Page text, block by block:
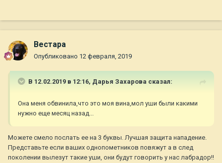
Вестара
Опубликовано 12 февраля, 2019
В 12.02.2019 в 12:16, Дарья Захарова сказал:
Она меня обвинила,что это моя вина,мол уши были какими
нужно еще месяц назад...
Можете смело послать ее на 3 буквы. Лучшая защита нападение.
Представьте если ваших однопометников повяжут а в след
поколении вылезут такие уши, они будут говорить у нас лабрадор!!